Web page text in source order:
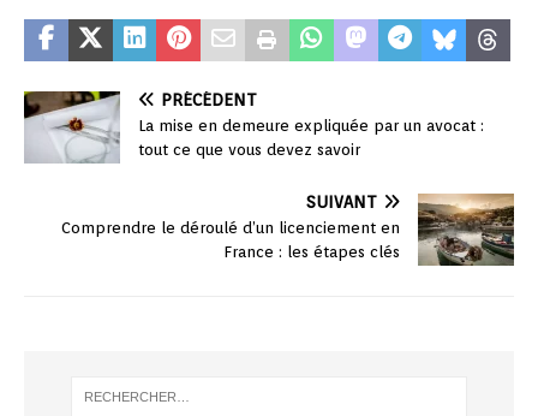
PRÉCÉDENT
La mise en demeure expliquée par un avocat :
tout ce que vous devez savoir
SUIVANT
Comprendre le déroulé d’un licenciement en
France : les étapes clés